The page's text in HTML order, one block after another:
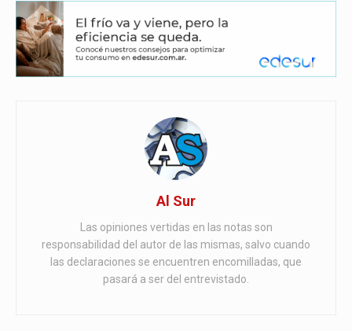
Al Sur
Las opiniones vertidas en las notas son
responsabilidad del autor de las mismas, salvo cuando
las declaraciones se encuentren encomilladas, que
pasará a ser del entrevistado.